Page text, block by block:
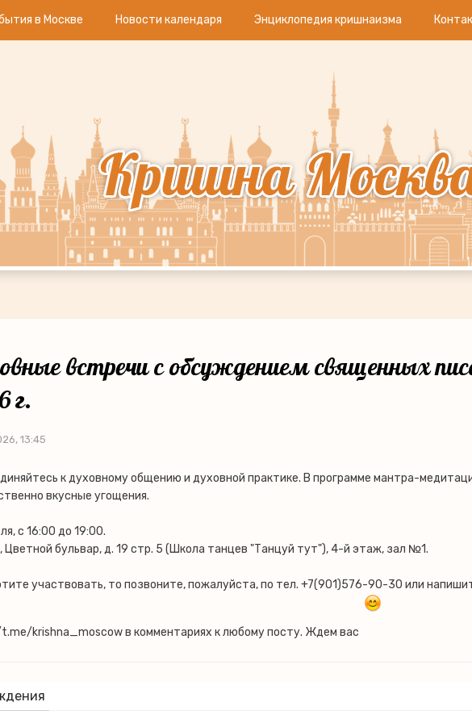
в Москве Новости календаря Энциклопедия кришнаизма
встречи с обсуждением священных
г.
13:45
к духовному общению и духовной практике. В программе мантра-
вкусные угощения.
с 16:00 до 19:00.
Цветной бульвар, д. 19 стр. 5 (Школа танцев "Танцуй тут"), 4-й этаж, зал №1.
участвовать, то позвоните, пожалуйста, по тел. +7(901)576-90-30 или
krishna_moscow в комментариях к любому посту. Ждем вас